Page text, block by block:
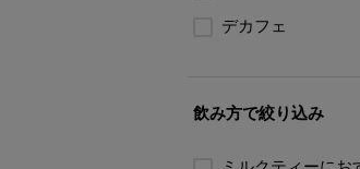
デカフェ
飲み方で絞り込み